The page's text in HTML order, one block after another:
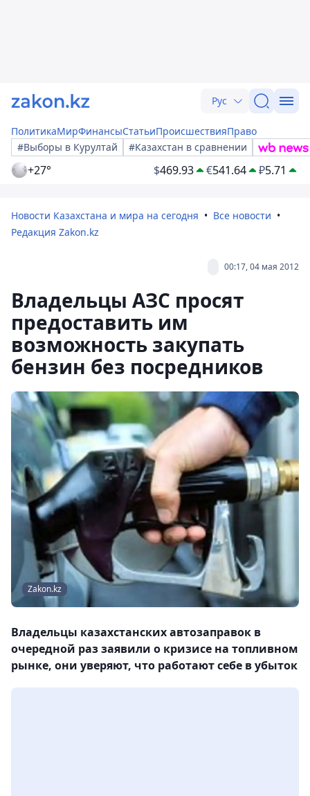
Рус
ПолитикаМирФинансыСтатьиПроисшествияПраво
#Выборы в Курултай
#Казахстан в сравнении
+27° $469.93 €541.64 ₽5.71
Новости Казахстана и мира на сегодня
Все новости
Редакция Zakon.kz
00:17, 04 мая 2012
Владельцы АЗС просят
предоставить им
возможность закупать
бензин без посредников
Zakon.kz
Владельцы казахстанских автозаправок в
очередной раз заявили о кризисе на топливном
рынке, они уверяют, что работают себе в убыток